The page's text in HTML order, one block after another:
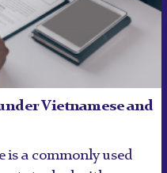
Vietnamese and
is a commonly used